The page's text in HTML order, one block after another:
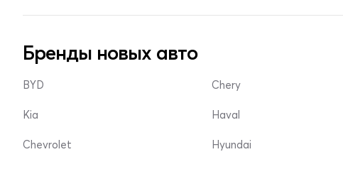
Бренды новых авто
BYD
Kia
Chevrolet
Chery
Haval
Hyundai